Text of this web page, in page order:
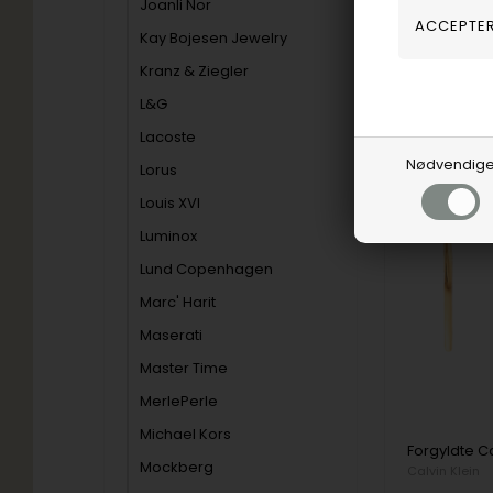
Nødvendige
Joanli Nor
Kay Bojesen Jewelry
Kranz & Ziegler
L&G
Lacoste
Lorus
Louis XVI
Luminox
Lund Copenhagen
Marc' Harit
Maserati
Master Time
MerlePerle
Michael Kors
Mockberg
25%